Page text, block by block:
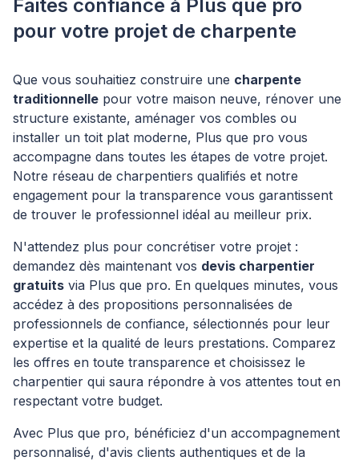
Faites confiance à Plus que pro
pour votre projet de charpente
Que vous souhaitiez construire une charpente
traditionnelle pour votre maison neuve, rénover une
structure existante, aménager vos combles ou
installer un toit plat moderne, Plus que pro vous
accompagne dans toutes les étapes de votre projet.
Notre réseau de charpentiers qualifiés et notre
engagement pour la transparence vous garantissent
de trouver le professionnel idéal au meilleur prix.
N'attendez plus pour concrétiser votre projet :
demandez dès maintenant vos devis charpentier
gratuits via Plus que pro. En quelques minutes, vous
accédez à des propositions personnalisées de
professionnels de confiance, sélectionnés pour leur
expertise et la qualité de leurs prestations. Comparez
les offres en toute transparence et choisissez le
charpentier qui saura répondre à vos attentes tout en
respectant votre budget.
Avec Plus que pro, bénéficiez d'un accompagnement
personnalisé, d'avis clients authentiques et de la